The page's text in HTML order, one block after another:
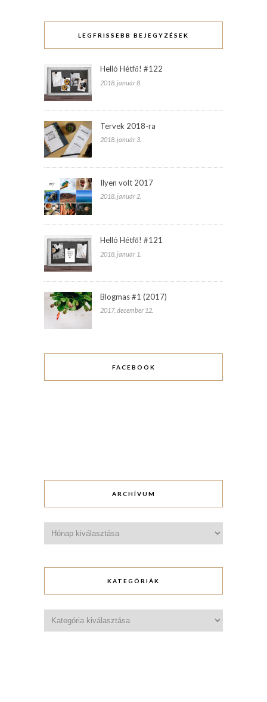
LEGFRISSEBB BEJEGYZÉSEK
Helló Hétfő! #122
2018. január 8.
Tervek 2018-ra
2018. január 3.
Ilyen volt 2017
2018. január 2.
Helló Hétfő! #121
2018. január 1.
Blogmas #1 (2017)
2017. december 12.
FACEBOOK
ARCHÍVUM
KATEGÓRIÁK